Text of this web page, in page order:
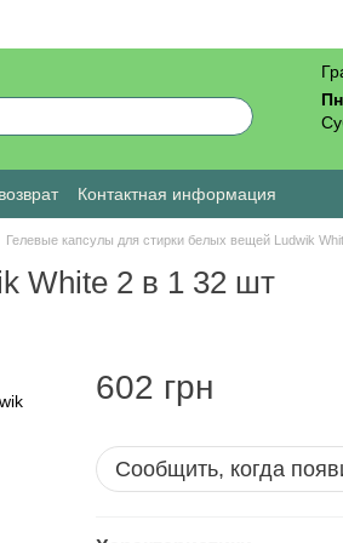
Контактная информация
Гелевые капсулы для стирки белых вещей Ludwik
White 2 в 1 32 шт
602 грн
Сообщить, когда